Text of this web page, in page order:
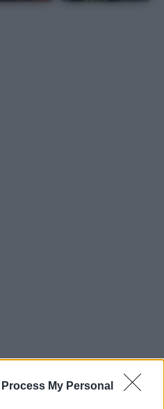
My Personal